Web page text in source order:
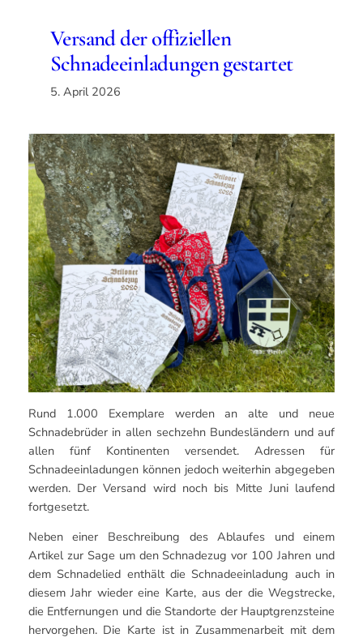
Versand der offiziellen
Schnadeeinladungen gestartet
5. April 2026
Rund 1.000 Exemplare werden an alte und neue
Schnadebrüder in allen sechzehn Bundesländern und auf
allen fünf Kontinenten versendet. Adressen für
Schnadeeinladungen können jedoch weiterhin abgegeben
werden. Der Versand wird noch bis Mitte Juni laufend
fortgesetzt.
Neben einer Beschreibung des Ablaufes und einem
Artikel zur Sage um den Schnadezug vor 100 Jahren und
dem Schnadelied enthält die Schnadeeinladung auch in
diesem Jahr wieder eine Karte, aus der die Wegstrecke,
die Entfernungen und die Standorte der Hauptgrenzsteine
hervorgehen. Die Karte ist in Zusammenarbeit mit dem